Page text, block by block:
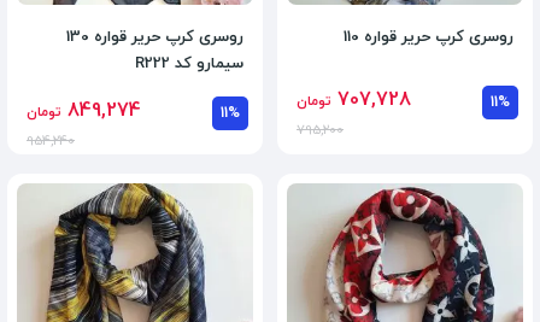
روسری کرپ حریر قواره 110
11%
707,728 تومان
795,200
روسری کرپ حریر قواره 130
سیمارو کد R222
11%
849,274 تومان
954,240